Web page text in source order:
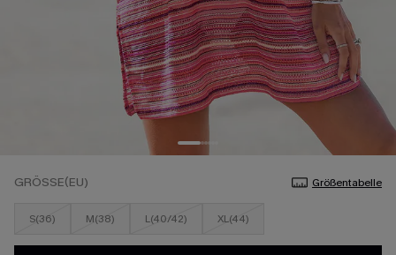
GRÖSSE(EU) Größentabelle
S(36) M(38) L(40/42) XL(44)